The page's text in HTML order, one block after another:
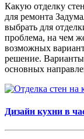
Какую отделку
для ремонта
выбрать для
проблема, на чем
возможных
решение. Варианты
основных
Дизайн кухни в